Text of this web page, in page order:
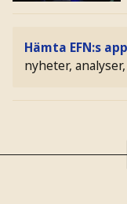
Hämta EFN:s
nyheter,